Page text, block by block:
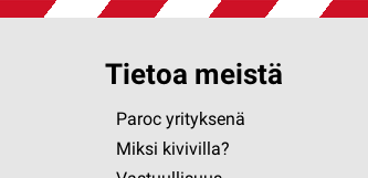
Tietoa meistä
Paroc yrityksenä
Miksi kivivilla?